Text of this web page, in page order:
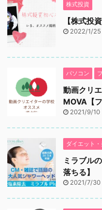
株式投資
【株式投
2022/1/25
パソコン
動画クリ
MOVA【
2021/9/10
ダイエット
ミラブル
落ちる】
2021/7/30